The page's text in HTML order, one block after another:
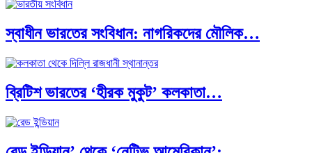
স্বাধীন ভারতের সংবিধান: নাগরিকদের মৌলিক…
ব্রিটিশ ভারতের ‘হীরক মুকুট’ কলকাতা…